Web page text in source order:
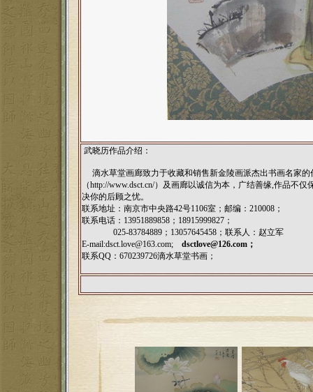
武晓历作品介绍：
滴水草堂画廊致力于收藏和销售新金陵画派杰出书画名家
（http://www.dsct.cn/）及画廊以诚信为本，广结善缘,作品不仅
决你的后顾之忧。
联系地址：南京市中央路42号1106室；邮编：210008；
联系电话：13951889858；18915999827；
025-83784889；13057645458；联系人：赵立军
E-mail:dsct.love@163.com; dsctlove@126.com；
联系QQ：670239726滴水草堂书画；